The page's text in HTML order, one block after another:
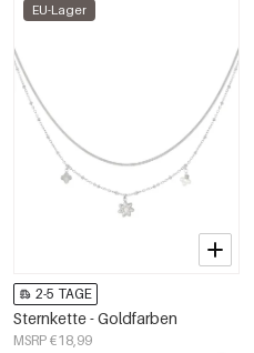
EU-Lager
2-5 TAGE
Sternkette - Goldfarben
MSRP €18,99